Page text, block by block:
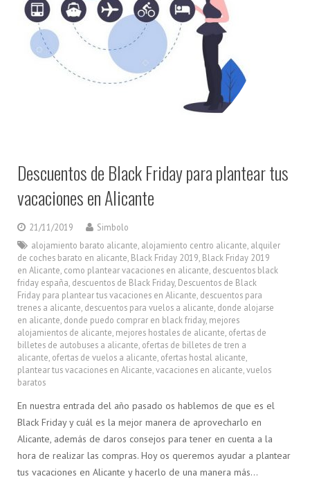
Descuentos de Black Friday para plantear tus
vacaciones en Alicante
21/11/2019
Simbolo
alojamiento barato alicante alojamiento centro alicante alquiler
de coches barato en alicante Black Friday 2019 Black Friday 2019
en Alicante como plantear vacaciones en alicante descuentos black
friday españa descuentos de Black Friday, Descuentos de Black
Friday para plantear tus vacaciones en Alicante descuentos para
trenes a alicante descuentos para vuelos a alicante donde alojarse
en alicante donde puedo comprar en black friday, mejores
alojamientos de alicante mejores hostales de alicante ofertas de
billetes de autobuses a alicante ofertas de billetes de tren a
alicante ofertas de vuelos a alicante ofertas hostal alicante
plantear tus vacaciones en Alicante vacaciones en alicante vuelos
baratos
En nuestra entrada del año pasado os hablemos de que es el
Black Friday y cuál es la mejor manera de aprovecharlo en
Alicante, además de daros consejos para tener en cuenta a la
hora de realizar las compras. Hoy os queremos ayudar a plantear
tus vacaciones en Alicante y hacerlo de una manera más…